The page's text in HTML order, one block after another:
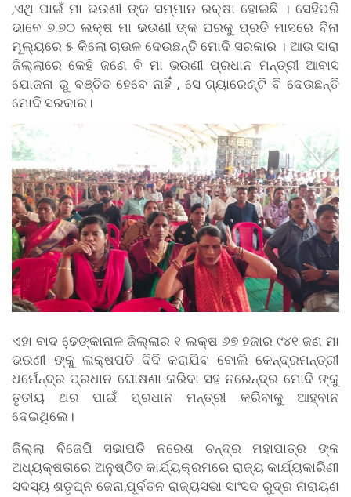
,ଏଥି ପାଇଁ ମା ଭଉଣୀ ଙ୍କ ସମ୍ମାନ ରକ୍ଷା ହୋଇଛି । ସେହିପରି
ଭାବେ ୭.୭୦ ଲକ୍ଷ ମା ଭଉଣୀ ଙ୍କ ଘରକୁ ପ୍ରତି ମାସରେ ବିନା
ମୂଲ୍ୟରେ ୫ କିଲୋ ଚାଉଳ ଦେଉଛନ୍ତି ମୋଦି ସରକାର । ଆଉ ସାରା
ଜିଲ୍ଲାରେ କେହି ଜଣେ ବି ମା ଭଉଣୀ ପ୍ରଧାନ ମନ୍ତ୍ରୀ ଆବାସ
ଯୋଜନା ରୁ ବଞ୍ଚିତ ହେବେ ନାହିଁ , ସେ ଗ୍ୟାରେଣ୍ଟି ବି ଦେଉଛନ୍ତି
ମୋଦି ସରକାର।
ଏହା ବାଦ ଢେ଼ଙ୍କାନାଳ ଜିଲ୍ଲାର ୧ ଲକ୍ଷ ୬୭ ହଜାର ୯୪୧ ଜଣ ମା
ଭଉଣୀ ଙ୍କୁ ଲକ୍ଷପତି ଦିଦି କରାଯିବ ବୋଲି କେନ୍ଦ୍ରମନ୍ତ୍ରୀ
ଧର୍ମେନ୍ଦ୍ର ପ୍ରଧାନ ଘୋଷଣା କରିବା ସହ ନରେନ୍ଦ୍ର ମୋଦି ଙ୍କୁ
ତୃତୀୟ ଥର ପାଇଁ ପ୍ରଧାନ ମନ୍ତ୍ରୀ କରିବାକୁ ଆହ୍ବାନ
ଦେଇଥିଲେ।
ଜିଲ୍ଲା ବିଜେପି ସଭାପତି ନରେଶ ଚନ୍ଦ୍ର ମହାପାତ୍ର ଙ୍କ
ଅଧ୍ୟକ୍ଷତାରେ ଅନୁଷ୍ଠିତ କାର୍ଯ୍ୟକ୍ରମରେ ରାଜ୍ୟ କାର୍ଯ୍ୟକାରିଣୀ
ସଦସ୍ୟ ଶତୃଘ୍ନ ଜେନା,ପୂର୍ବତନ ରାଜ୍ୟସଭା ସାଂସଦ ରୁଦ୍ର ନାରାୟଣ